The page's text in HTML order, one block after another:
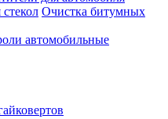
Очистка битумных
автомобильные